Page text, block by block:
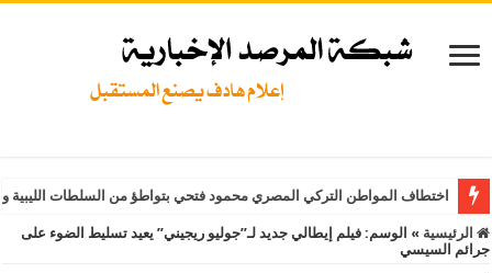
اختطاف المواطن التركي المصري محمود فتحي بتواطؤ من السلطات
الرئيسية » الوسم: فيلم إيطالي جديد لـ”جوليو ريجيني” يعيد تسليط الضوء على
جرائم السيسي